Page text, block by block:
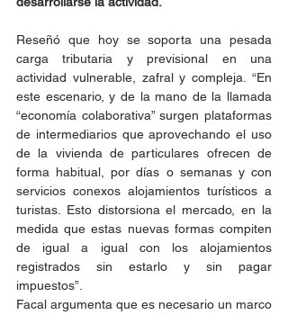
Reseñó que hoy se soporta una pesada
carga tributaria y previsional en una
actividad vulnerable, zafral y compleja. “En
este escenario, y de la mano de la llamada
“economía colaborativa” surgen plataformas
de intermediarios que aprovechando el uso
de la vivienda de particulares ofrecen de
forma habitual, por días o semanas y con
servicios conexos alojamientos turísticos a
turistas. Esto distorsiona el mercado, en la
medida que estas nuevas formas compiten
de igual a igual con los alojamientos
registrados sin estarlo y sin pagar
impuestos”.
Facal argumenta que es necesario un marco